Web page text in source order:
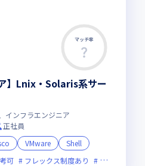
マッチ率
】Lnix・Solaris系サー
インフラエンジニア
正社員
VMware
Shell
可 フレックス制度あり 面接1回